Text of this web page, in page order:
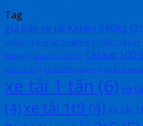
Tag
giá bán xe tải Kenbo 990kg (2)
chân (1) giá xe tải Dongfeng 3 chân (1) giá xe
900kg (1) Isuzu qkr 270 (1) Teraco 100
ben hino (1) xe ben Hyundai (1) xe ben Isuzu
xe tải 1 tấn (6) xe
(4)xe tải 1t9 (4) xe tải